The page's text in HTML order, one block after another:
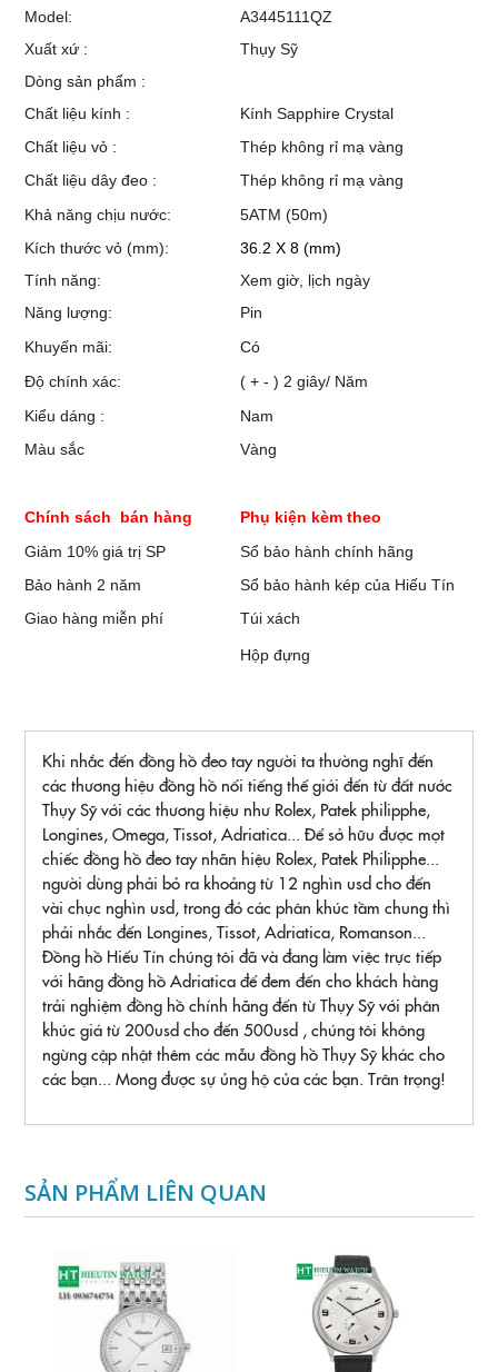
Model:
A3445111QZ
Xuất xứ :
Thụy Sỹ
Dòng sản phẩm :
Chất liệu kính :
Kính Sapphire Crystal
Chất liệu vỏ :
Thép không rỉ mạ vàng
Chất liệu dây đeo :
Thép không rỉ mạ vàng
Khả năng chịu nước:
5ATM (50m)
Kích thước vỏ (mm):
36.2 X 8 (mm)
Tính năng:
Xem giờ, lịch ngày
Năng lượng:
Pin
Khuyến mãi:
Có
Độ chính xác:
( + - ) 2 giây/ Năm
Kiểu dáng :
Nam
Màu sắc
Vàng
Chính sách bán hàng
Phụ kiện kèm theo
Giảm 10% giá trị SP
Sổ bảo hành chính hãng
Bảo hành 2 năm
Sổ bảo hành kép của Hiếu Tín
Giao hàng miễn phí
Túi xách
Hộp đựng
Khi nhắc đến đồng hồ đeo tay người ta thường nghĩ đến
các thương hiệu đồng hồ nổi tiếng thế giới đến từ đất nước
Thụy Sỹ với các thương hiệu như Rolex, Patek philipphe,
Longines, Omega, Tissot, Adriatica... Để sở hữu được mọt
chiếc đồng hồ đeo tay nhãn hiệu Rolex, Patek Philipphe...
người dùng phải bỏ ra khoảng từ 12 nghìn usd cho đến
vài chục nghìn usd, trong đó các phân khúc tầm chung thì
phải nhắc đến Longines, Tissot, Adriatica, Romanson...
Đồng hồ Hiếu Tín chúng tôi đã và đang làm việc trực tiếp
với hãng đồng hồ Adriatica để đem đến cho khách hàng
trải nghiệm đồng hồ chính hãng đến từ Thụy Sỹ với phân
khúc giá từ 200usd cho đến 500usd , chúng tôi không
ngừng cập nhật thêm các mẫu đồng hồ Thụy Sỹ khác cho
các bạn... Mong được sự ủng hộ của các bạn. Trân trọng!
SẢN PHẨM LIÊN QUAN